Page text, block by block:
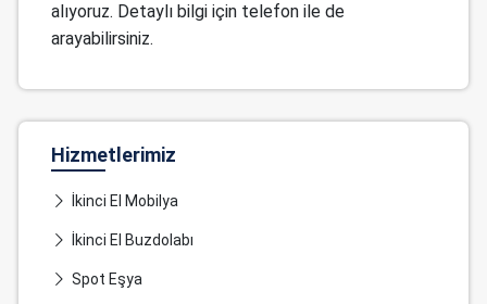
alıyoruz. Detaylı bilgi için telefon ile de
arayabilirsiniz.
Hizmetlerimiz
İkinci El Mobilya
İkinci El Buzdolabı
Spot Eşya